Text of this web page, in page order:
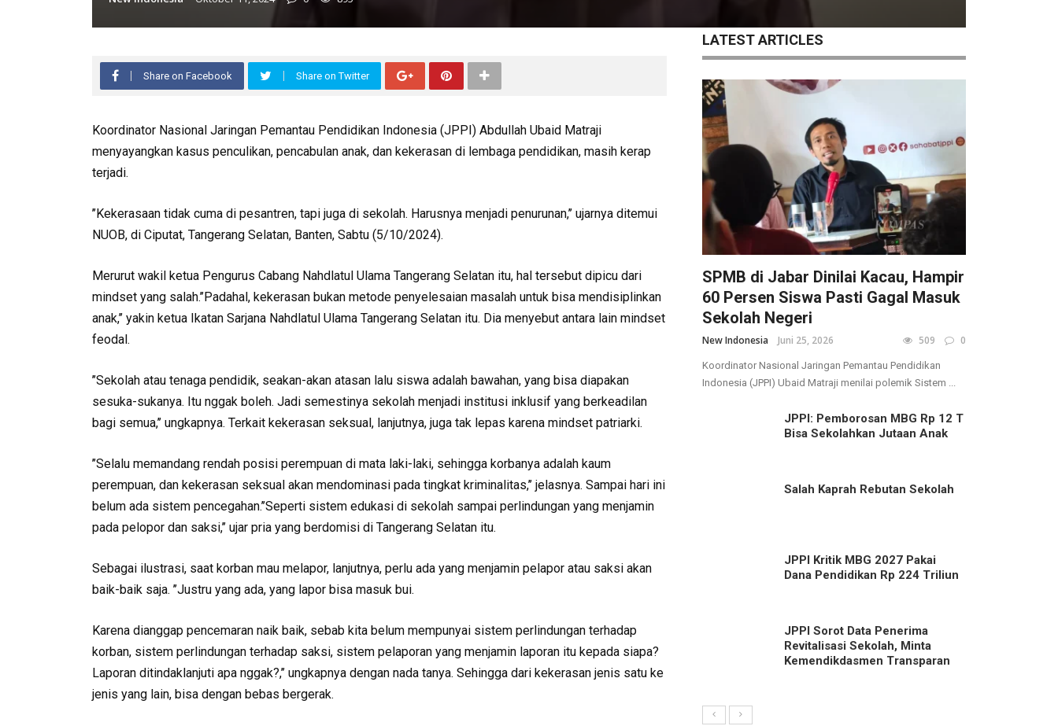
Share on Facebook Share on Twitter
Koordinator Nasional Jaringan Pemantau Pendidikan Indonesia (JPPI) Abdullah Ubaid Matraji
menyayangkan kasus penculikan, pencabulan anak, dan kekerasan di lembaga pendidikan, masih kerap
terjadi.
’’Kekerasaan tidak cuma di pesantren, tapi juga di sekolah. Harusnya menjadi penurunan,’’ ujarnya ditemui
NUOB, di Ciputat, Tangerang Selatan, Banten, Sabtu (5/10/2024).
Merurut wakil ketua Pengurus Cabang Nahdlatul Ulama Tangerang Selatan itu, hal tersebut dipicu dari
mindset yang salah.’’Padahal, kekerasan bukan metode penyelesaian masalah untuk bisa mendisiplinkan
anak,’’ yakin ketua Ikatan Sarjana Nahdlatul Ulama Tangerang Selatan itu. Dia menyebut antara lain mindset
feodal.
’’Sekolah atau tenaga pendidik, seakan-akan atasan lalu siswa adalah bawahan, yang bisa diapakan
sesuka-sukanya. Itu nggak boleh. Jadi semestinya sekolah menjadi institusi inklusif yang berkeadilan
bagi semua,’’ ungkapnya. Terkait kekerasan seksual, lanjutnya, juga tak lepas karena mindset patriarki.
’’Selalu memandang rendah posisi perempuan di mata laki-laki, sehingga korbanya adalah kaum
perempuan, dan kekerasan seksual akan mendominasi pada tingkat kriminalitas,’’ jelasnya. Sampai hari ini
belum ada sistem pencegahan.’’Seperti sistem edukasi di sekolah sampai perlindungan yang menjamin
pada pelopor dan saksi,’’ ujar pria yang berdomisi di Tangerang Selatan itu.
Sebagai ilustrasi, saat korban mau melapor, lanjutnya, perlu ada yang menjamin pelapor atau saksi akan
baik-baik saja. ’’Justru yang ada, yang lapor bisa masuk bui.
Karena dianggap pencemaran naik baik, sebab kita belum mempunyai sistem perlindungan terhadap
korban, sistem perlindungan terhadap saksi, sistem pelaporan yang menjamin laporan itu kepada siapa?
Laporan ditindaklanjuti apa nggak?,’’ ungkapnya dengan nada tanya. Sehingga dari kekerasan jenis satu ke
jenis yang lain, bisa dengan bebas bergerak.
LATEST ARTICLES
SPMB di Jabar Dinilai Kacau, Hampir
60 Persen Siswa Pasti Gagal Masuk
Sekolah Negeri
New Indonesia Juni 25, 2026 509 0
Koordinator Nasional Jaringan Pemantau Pendidikan
Indonesia (JPPI) Ubaid Matraji menilai polemik Sistem ...
JPPI: Pemborosan MBG Rp 12 T
Bisa Sekolahkan Jutaan Anak
Salah Kaprah Rebutan Sekolah
JPPI Kritik MBG 2027 Pakai
Dana Pendidikan Rp 224 Triliun
JPPI Sorot Data Penerima
Revitalisasi Sekolah, Minta
Kemendikdasmen Transparan